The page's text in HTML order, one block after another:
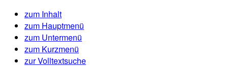
zum Inhalt
zum Hauptmenü
zum Untermenü
zum Kurzmenü
zur Volltextsuche